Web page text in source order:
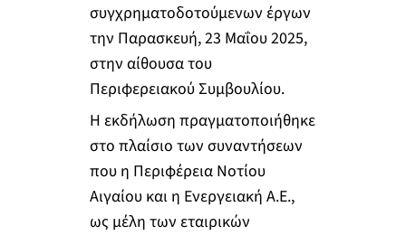
συγχρηματοδοτούμενων έργων
την Παρασκευή, 23 Μαΐου 2025,
στην αίθουσα του
Περιφερειακού Συμβουλίου.
Η εκδήλωση πραγματοποιήθηκε
στο πλαίσιο των συναντήσεων
που η Περιφέρεια Νοτίου
Αιγαίου και η Ενεργειακή Α.Ε.,
ως μέλη των εταιρικών